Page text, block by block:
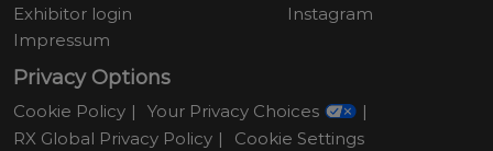
Exhibitor login
Impressum
Instagram
Privacy Options
Cookie Policy
Your Privacy Choices
RX Global Privacy Policy
Cookie Settings